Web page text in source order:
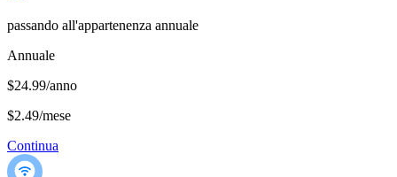
passando all'appartenenza annuale
Annuale
$24.99/anno
$2.49/mese
Continua